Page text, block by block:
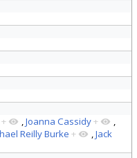
+ ,Joanna Cassidy+
,
Reilly Burke + ,Jack